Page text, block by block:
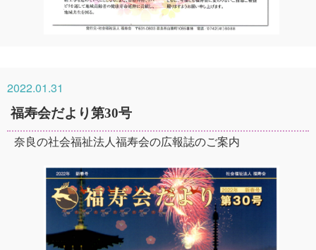
2022.01.31
福寿会だより第30号
奈良の社会福祉法人福寿会の広報誌のご案内